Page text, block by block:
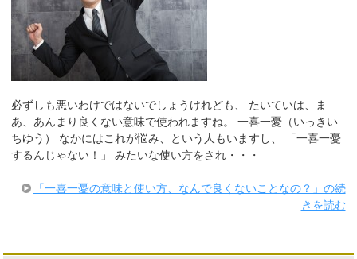
必ずしも悪いわけではないでしょうけれども、 たいていは、ま
あ、あんまり良くない意味で使われますね。 一喜一憂（いっきい
ちゆう） なかにはこれが悩み、という人もいますし、 「一喜一憂
するんじゃない！」 みたいな使い方をされ・・・
「一喜一憂の意味と使い方、なんで良くないことなの？」の続
きを読む